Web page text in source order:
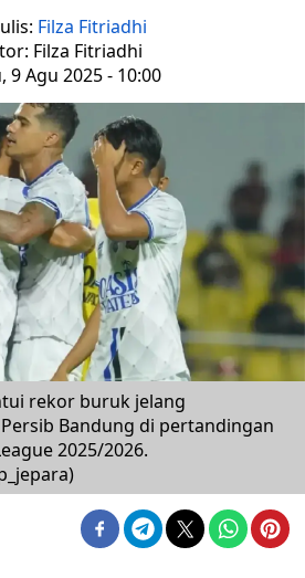
Filza Fitriadhi
Filza Fitriadhi
9 Agu 2025 - 10:00
rekor buruk jelang
Bandung di pertandingan
2025/2026.